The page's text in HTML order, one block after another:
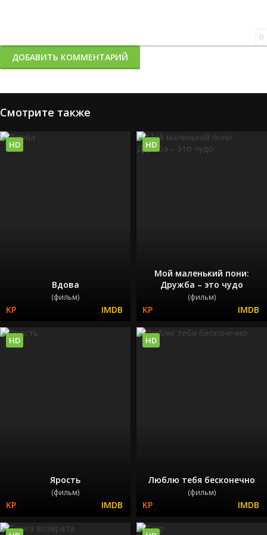
0
ДОБАВИТЬ КОММЕНТАРИЙ
Смотрите также
Вдова
(фильм)
HD
Мой маленький пони:
Дружба – это чудо
(фильм)
HD
Ярость
(фильм)
HD
Люблю тебя бесконечно
(фильм)
HD